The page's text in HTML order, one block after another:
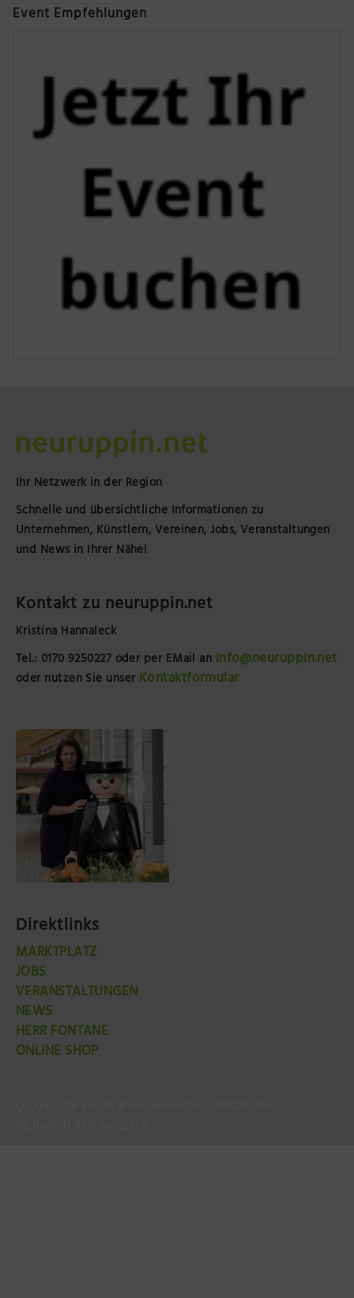
Event Empfehlungen
Ihr Netzwerk in der Region
Schnelle und übersichtliche Informationen zu
Unternehmen, Künstlern, Vereinen, Jobs, Veranstaltungen
und News in Ihrer Nähe!
Kontakt zu neuruppin.net
Kristina Hannaleck
Tel.: 0170 9250227 oder per EMail an info@neuruppin.net
oder nutzen Sie unser Kontaktformular
Direktlinks
MARKTPLATZ
JOBS
VERANSTALTUNGEN
NEWS
HERR FONTANE
ONLINE SHOP